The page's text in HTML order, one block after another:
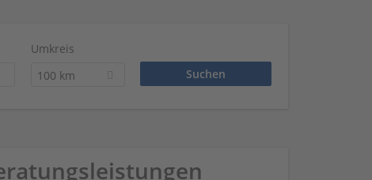
Umkreis
100 km